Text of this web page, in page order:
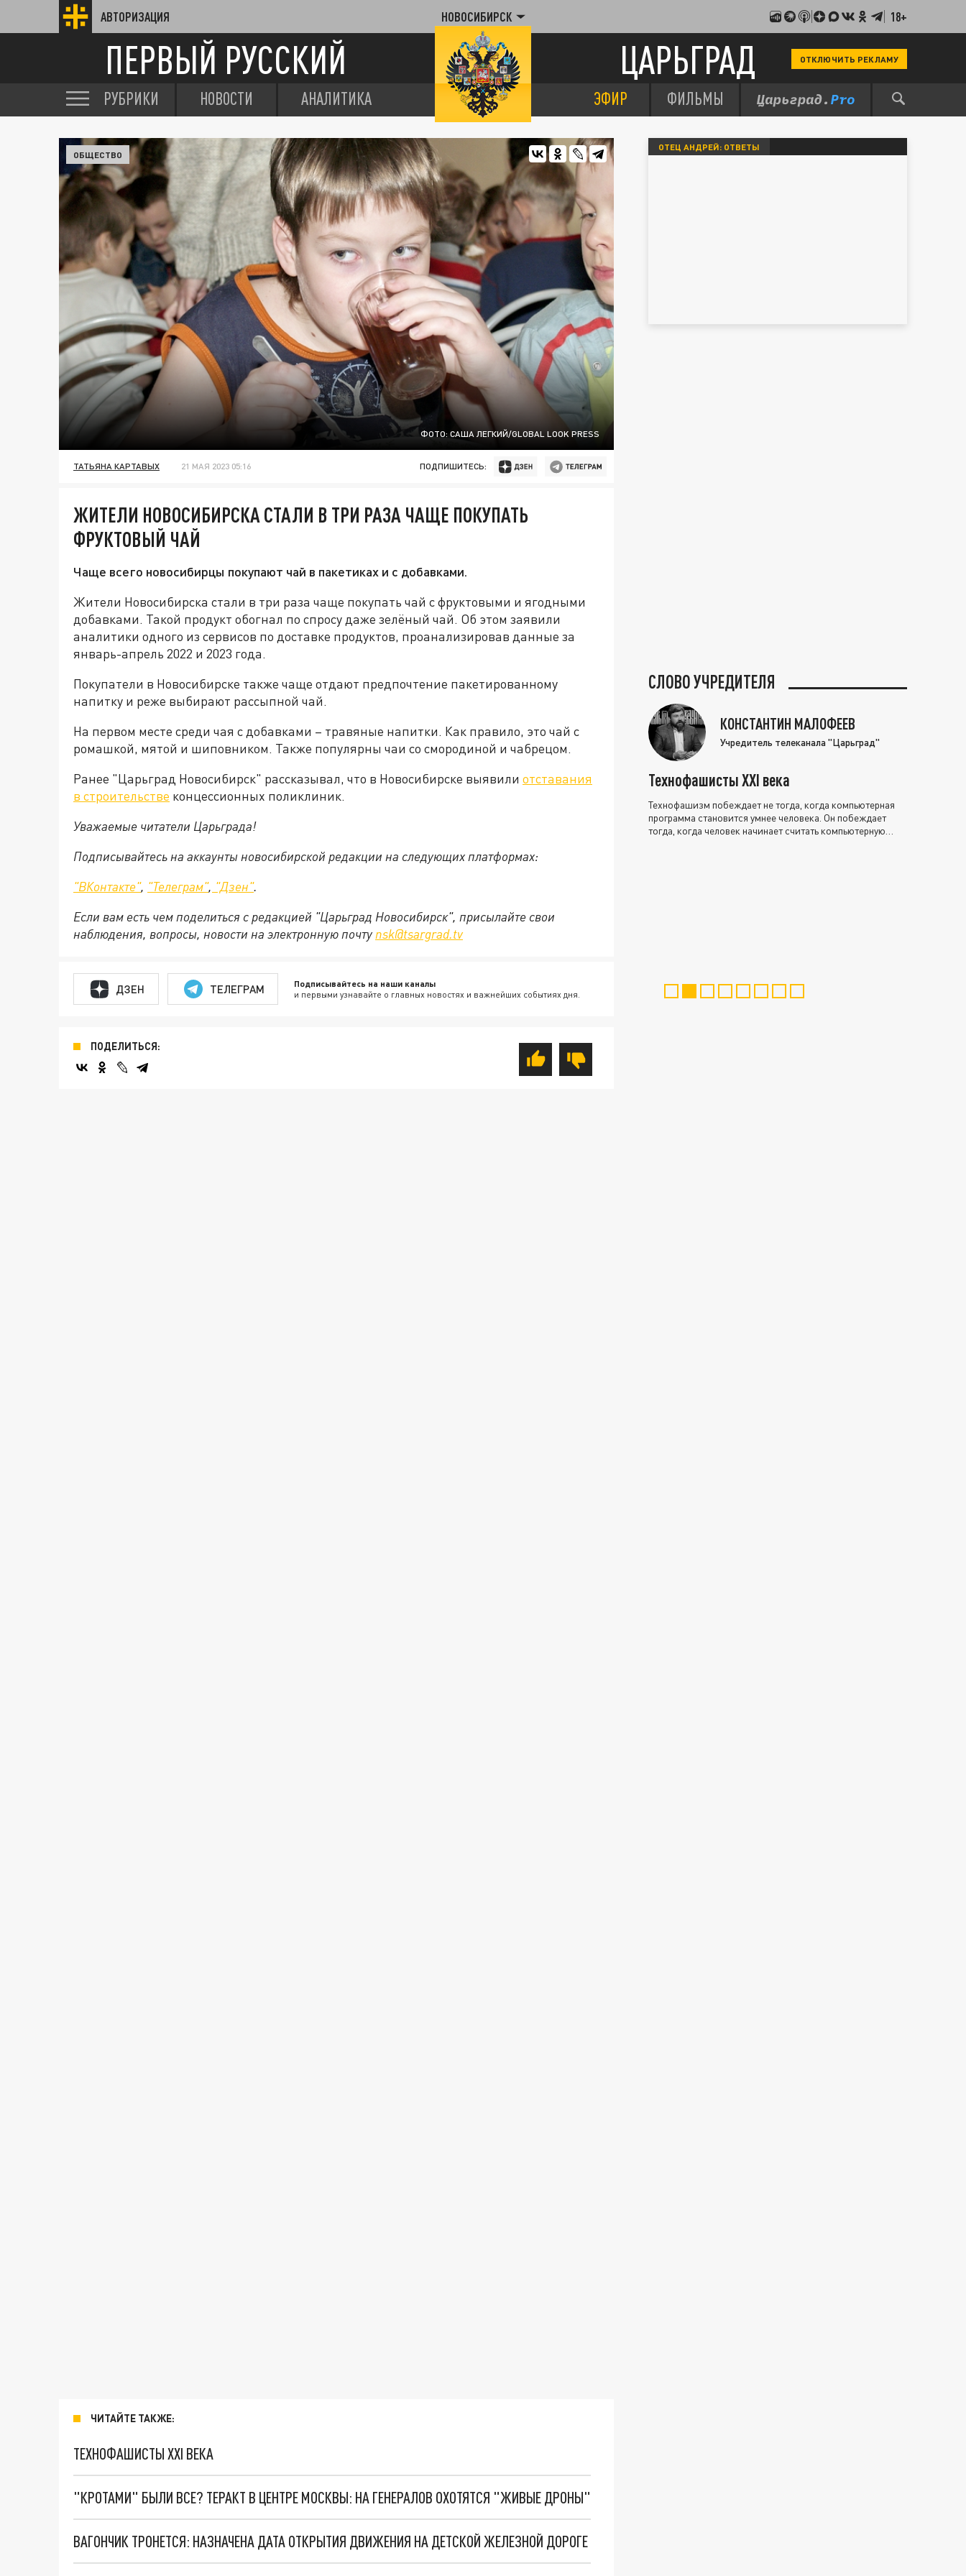
АВТОРИЗАЦИЯ НОВОСИБИРСК 18+
ПЕРВЫЙ РУССКИЙ ЦАРЬГРАД ОТКЛЮЧИТЬ РЕКЛАМУ
РУБРИКИ НОВОСТИ АНАЛИТИКА ЭФИР ФИЛЬМЫ
ФОТО: САША ЛЕГКИЙ/GLOBAL LOOK PRESS
ОБЩЕСТВО
ТАТЬЯНА КАРТАВЫХ 21 МАЯ 2023 05:16 ПОДПИШИТЕСЬ:
ЖИТЕЛИ НОВОСИБИРСКА СТАЛИ В ТРИ РАЗА ЧАЩЕ ПОКУПАТЬ
ФРУКТОВЫЙ ЧАЙ
Чаще всего новосибирцы покупают чай в пакетиках и с добавками.
Жители Новосибирска стали в три раза чаще покупать чай с фруктовыми и ягодными
добавками. Такой продукт обогнал по спросу даже зелёный чай. Об этом заявили
аналитики одного из сервисов по доставке продуктов, проанализировав данные за
январь-апрель 2022 и 2023 года.
Покупатели в Новосибирске также чаще отдают предпочтение пакетированному
напитку и реже выбирают рассыпной чай.
На первом месте среди чая с добавками – травяные напитки. Как правило, это чай с
ромашкой, мятой и шиповником. Также популярны чаи со смородиной и чабрецом.
Ранее "Царьград Новосибирск" рассказывал, что в Новосибирске выявили отставания
в строительстве концессионных поликлиник.
Уважаемые читатели Царьграда!
Подписывайтесь на аккаунты новосибирской редакции на следующих платформах:
"ВКонтакте", "Телеграм", "Дзен".
Если вам есть чем поделиться с редакцией "Царьград Новосибирск", присылайте свои
наблюдения, вопросы, новости на электронную почту nsk@tsargrad.tv
ДЗЕН ТЕЛЕГРАМ Подписывайтесь на наши каналы
и первыми узнавайте о главных новостях и важнейших событиях дня.
ПОДЕЛИТЬСЯ:
ЧИТАЙТЕ ТАКЖЕ:
ТЕХНОФАШИСТЫ XXI ВЕКА
"КРОТАМИ" БЫЛИ ВСЕ? ТЕРАКТ В ЦЕНТРЕ МОСКВЫ: НА ГЕНЕРАЛОВ ОХОТЯТСЯ "ЖИВЫЕ ДРОНЫ"
ВАГОНЧИК ТРОНЕТСЯ: НАЗНАЧЕНА ДАТА ОТКРЫТИЯ ДВИЖЕНИЯ НА ДЕТСКОЙ ЖЕЛЕЗНОЙ ДОРОГЕ
ОТЕЦ АНДРЕЙ: ОТВЕТЫ
СЛОВО УЧРЕДИТЕЛЯ
КОНСТАНТИН МАЛОФЕЕВ
Учредитель телеканала "Царьград"
Технофашисты XXI века
Технофашизм побеждает не тогда, когда компьютерная
программа становится умнее человека. Он побеждает
тогда, когда человек начинает считать компьютерную